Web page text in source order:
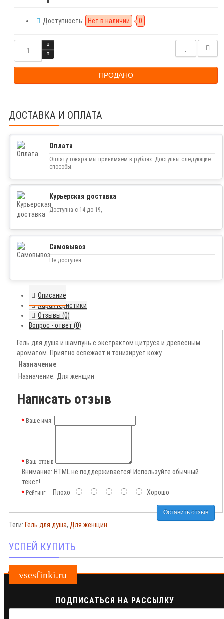
Доступность: Нет в наличии 0
ПРОДАНО
ДОСТАВКА И ОПЛАТА
Оплата
Оплату товара мы принимаем в рублях. Доступны следующие
способы.
Курьерская доставка
Доступна с 14 до 19,
Самовывоз
Не доступен.
Описание
Характеристики
Отзывы (0)
Вопрос - ответ (0)
Гель для душа и шампунь с экстрактом цитруса и древесным
ароматом. Приятно освежает и тонизирует кожу.
Назначение
Назначение: Для женщин
Написать отзыв
Ваше имя:
Ваш отзыв
Внимание: HTML не поддерживается! Используйте обычный
текст!
РейтингПлохо Хорошо
Оставить отзыв
Теги: Гель для душа, Для женщин
УСПЕЙ КУПИТЬ
vsesfinki.ru
ПОДПИСАТЬСЯ НА РАССЫЛКУ